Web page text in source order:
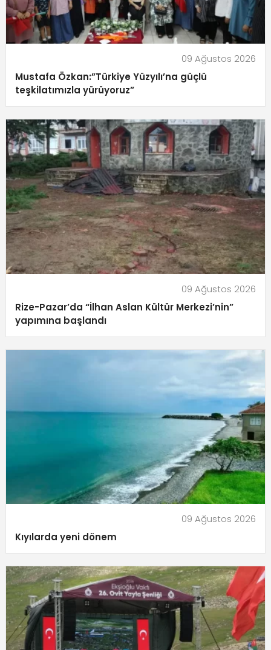
09 Ağustos 2026
Mustafa Özkan:”Türkiye Yüzyılı’na güçlü
teşkilatımızla yürüyoruz”
09 Ağustos 2026
Rize-Pazar’da “İlhan Aslan Kültür Merkezi’nin”
yapımına başlandı
09 Ağustos 2026
Kıyılarda yeni dönem